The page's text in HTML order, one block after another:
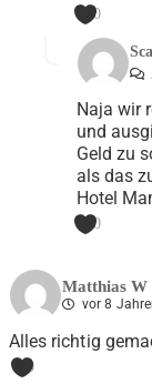
0
Naja wir
und
Geld zu
als das
Hotel
0
Matthias W
vor 8
Alles richtig
0